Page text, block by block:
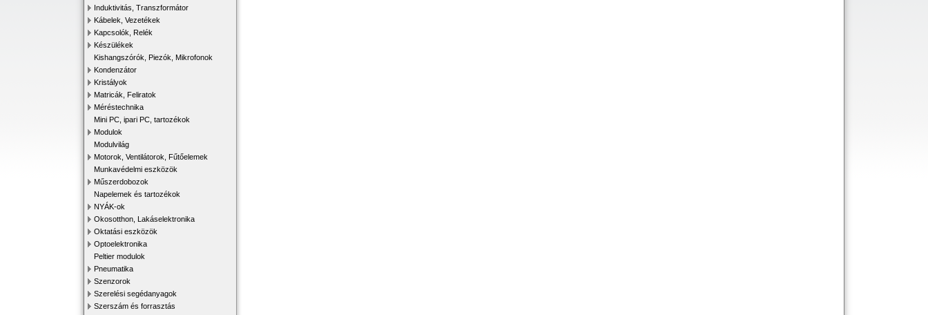
Induktivitás, Transzformátor
Kábelek, Vezetékek
Kapcsolók, Relék
Készülékek
Kishangszórók, Piezók, Mikrofonok
Kondenzátor
Kristályok
Matricák, Feliratok
Méréstechnika
Mini PC, ipari PC, tartozékok
Modulok
Modulvilág
Motorok, Ventilátorok, Fűtőelemek
Munkavédelmi eszközök
Műszerdobozok
Napelemek és tartozékok
NYÁK-ok
Okosotthon, Lakáselektronika
Oktatási eszközök
Optoelektronika
Peltier modulok
Pneumatika
Szenzorok
Szerelési segédanyagok
Szerszám és forrasztás